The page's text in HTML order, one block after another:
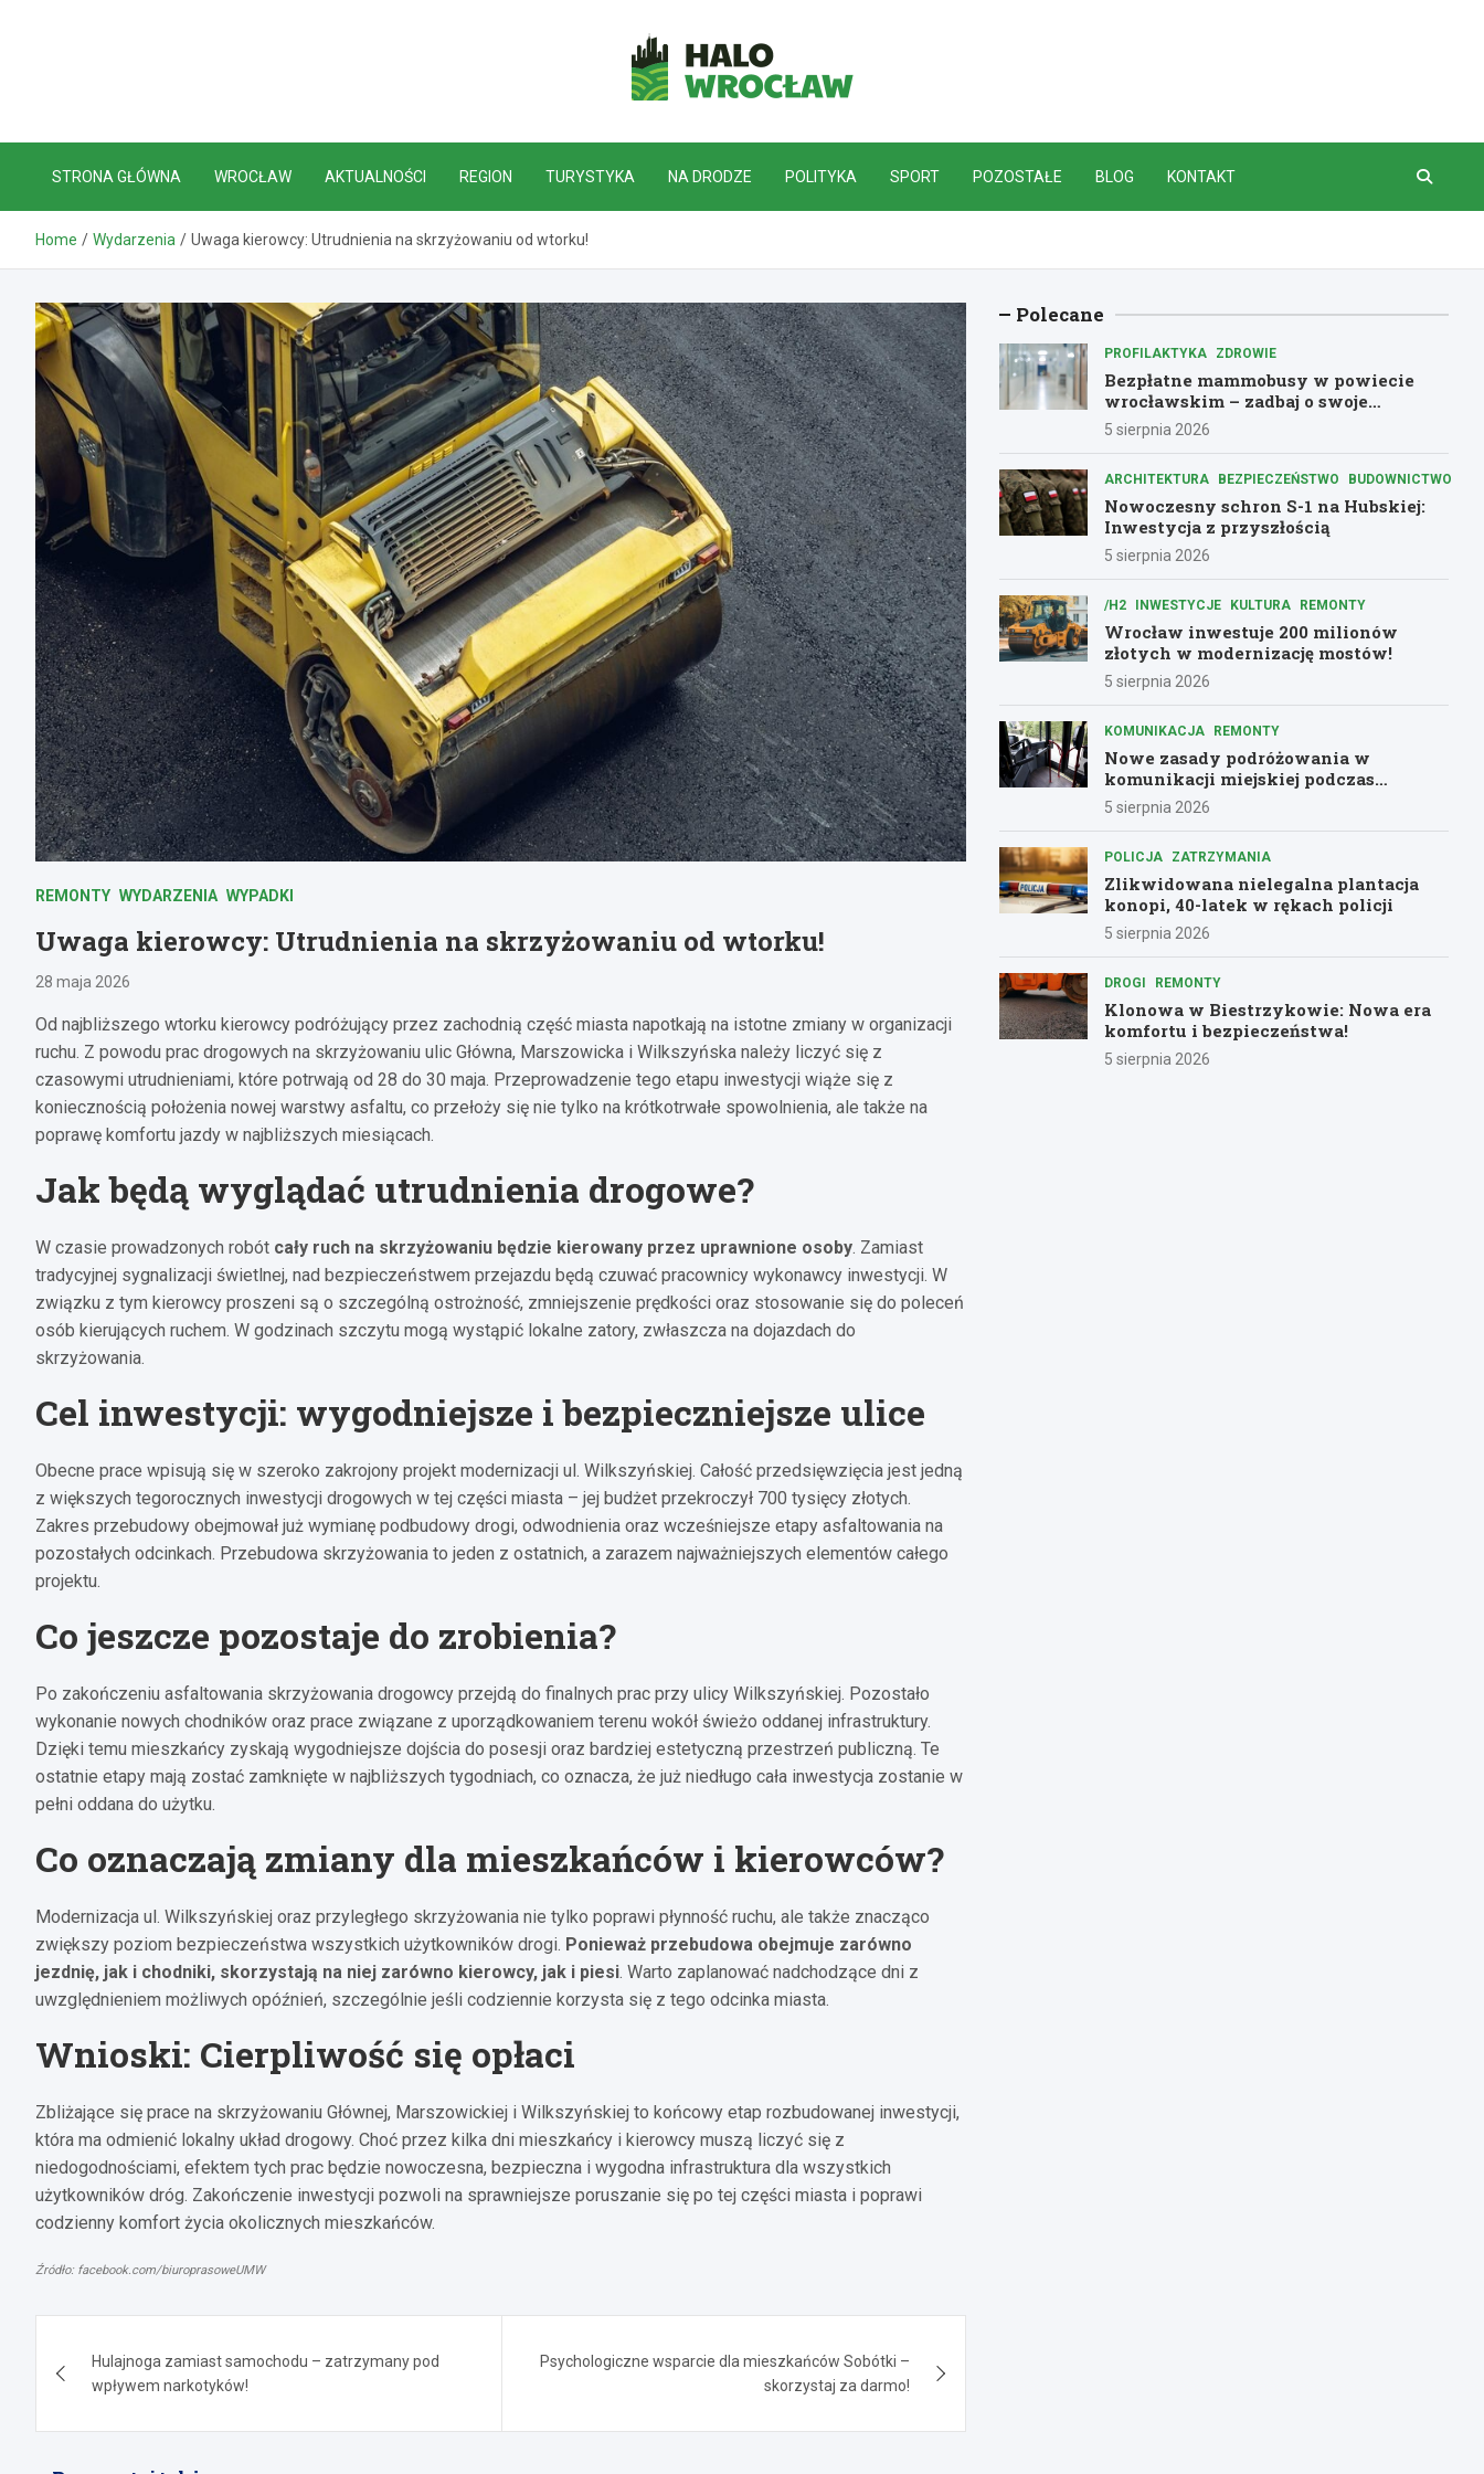
HaloWrocław.pl
STRONA GŁÓWNA WROCŁAW AKTUALNOŚCI REGION TURYSTYKA NA DRODZE POLITYKA SPORT POZOSTAŁE BLOG KONTAKT
Home Wydarzenia Uwaga kierowcy: Utrudnienia na skrzyżowaniu od wtorku!
REMONTY WYDARZENIA WYPADKI
Uwaga kierowcy: Utrudnienia na skrzyżowaniu od wtorku!
28 maja 2026
Od najbliższego wtorku kierowcy podróżujący przez zachodnią część miasta napotkają na istotne zmiany w organizacji
ruchu. Z powodu prac drogowych na skrzyżowaniu ulic Główna, Marszowicka i Wilkszyńska należy liczyć się z
czasowymi utrudnieniami, które potrwają od 28 do 30 maja. Przeprowadzenie tego etapu inwestycji wiąże się z
koniecznością położenia nowej warstwy asfaltu, co przełoży się nie tylko na krótkotrwałe spowolnienia, ale także na
poprawę komfortu jazdy w najbliższych miesiącach.
Jak będą wyglądać utrudnienia drogowe?
W czasie prowadzonych robót cały ruch na skrzyżowaniu będzie kierowany przez uprawnione osoby. Zamiast
tradycyjnej sygnalizacji świetlnej, nad bezpieczeństwem przejazdu będą czuwać pracownicy wykonawcy inwestycji. W
związku z tym kierowcy proszeni są o szczególną ostrożność, zmniejszenie prędkości oraz stosowanie się do poleceń
osób kierujących ruchem. W godzinach szczytu mogą wystąpić lokalne zatory, zwłaszcza na dojazdach do
skrzyżowania.
Cel inwestycji: wygodniejsze i bezpieczniejsze ulice
Obecne prace wpisują się w szeroko zakrojony projekt modernizacji ul. Wilkszyńskiej. Całość przedsięwzięcia jest jedną
z większych tegorocznych inwestycji drogowych w tej części miasta – jej budżet przekroczył 700 tysięcy złotych.
Zakres przebudowy obejmował już wymianę podbudowy drogi, odwodnienia oraz wcześniejsze etapy asfaltowania na
pozostałych odcinkach. Przebudowa skrzyżowania to jeden z ostatnich, a zarazem najważniejszych elementów całego
projektu.
Co jeszcze pozostaje do zrobienia?
Po zakończeniu asfaltowania skrzyżowania drogowcy przejdą do finalnych prac przy ulicy Wilkszyńskiej. Pozostało
wykonanie nowych chodników oraz prace związane z uporządkowaniem terenu wokół świeżo oddanej infrastruktury.
Dzięki temu mieszkańcy zyskają wygodniejsze dojścia do posesji oraz bardziej estetyczną przestrzeń publiczną. Te
ostatnie etapy mają zostać zamknięte w najbliższych tygodniach, co oznacza, że już niedługo cała inwestycja zostanie w
pełni oddana do użytku.
Co oznaczają zmiany dla mieszkańców i kierowców?
Modernizacja ul. Wilkszyńskiej oraz przyległego skrzyżowania nie tylko poprawi płynność ruchu, ale także znacząco
zwiększy poziom bezpieczeństwa wszystkich użytkowników drogi. Ponieważ przebudowa obejmuje zarówno
jezdnię, jak i chodniki, skorzystają na niej zarówno kierowcy, jak i piesi. Warto zaplanować nadchodzące dni z
uwzględnieniem możliwych opóźnień, szczególnie jeśli codziennie korzysta się z tego odcinka miasta.
Wnioski: Cierpliwość się opłaci
Zbliżające się prace na skrzyżowaniu Głównej, Marszowickiej i Wilkszyńskiej to końcowy etap rozbudowanej inwestycji,
która ma odmienić lokalny układ drogowy. Choć przez kilka dni mieszkańcy i kierowcy muszą liczyć się z
niedogodnościami, efektem tych prac będzie nowoczesna, bezpieczna i wygodna infrastruktura dla wszystkich
użytkowników dróg. Zakończenie inwestycji pozwoli na sprawniejsze poruszanie się po tej części miasta i poprawi
codzienny komfort życia okolicznych mieszkańców.
Źródło: facebook.com/biuroprasoweUMW
wpisu
Hulajnoga zamiast samochodu – zatrzymany pod
wpływem narkotyków!
Psychologiczne wsparcie dla mieszkańców Sobótki –
skorzystaj za darmo!
Polecane
PROFILAKTYKA ZDROWIE
Bezpłatne mammobusy w powiecie
wrocławskim – zadbaj o swoje
zdrowie!
5 sierpnia 2026
ARCHITEKTURA BEZPIECZEŃSTWO BUDOWNICTWO
Nowoczesny schron S-1 na Hubskiej:
Inwestycja z przyszłością
5 sierpnia 2026
/H2 INWESTYCJE KULTURA REMONTY
Wrocław inwestuje 200 milionów
złotych w modernizację mostów!
5 sierpnia 2026
KOMUNIKACJA REMONTY
Nowe zasady podróżowania w
komunikacji miejskiej podczas
remontów
5 sierpnia 2026
POLICJA ZATRZYMANIA
Zlikwidowana nielegalna plantacja
konopi, 40-latek w rękach policji
5 sierpnia 2026
DROGI REMONTY
Klonowa w Biestrzykowie: Nowa era
komfortu i bezpieczeństwa!
5 sierpnia 2026